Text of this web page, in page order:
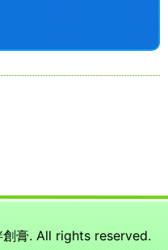
膏. All rights reserved.